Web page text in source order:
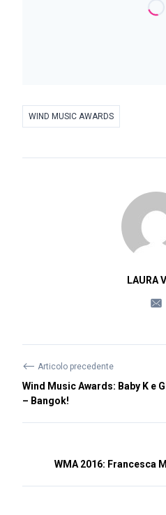
WIND MUSIC AWARDS
LAURA
⟵ Articolo precedente
Wind Music Awards: Baby K e
– Bangok!
WMA 2016: Francesca